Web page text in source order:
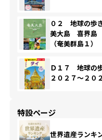
０２ 地球の
美大島 喜界島
（奄美群島１
Ｄ１７ 地球の
２０２７～２０
特設ページ
世界遺産ランキ